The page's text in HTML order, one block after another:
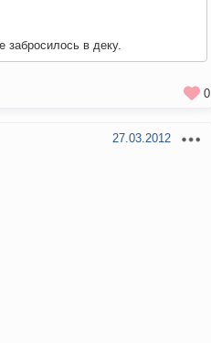
забросилось в деку.
0
27.03.2012